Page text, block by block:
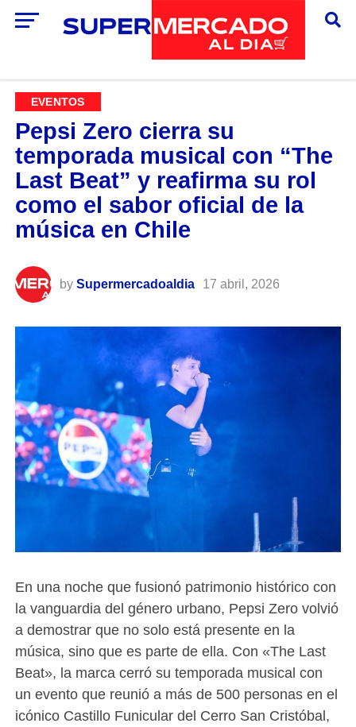
EVENTOS
Pepsi Zero cierra su
temporada musical con “The
Last Beat” y reafirma su rol
como el sabor oficial de la
música en Chile
by Supermercadoaldia 17 abril, 2026
En una noche que fusionó patrimonio histórico con
la vanguardia del género urbano, Pepsi Zero volvió
a demostrar que no solo está presente en la
música, sino que es parte de ella. Con «The Last
Beat», la marca cerró su temporada musical con
un evento que reunió a más de 500 personas en el
icónico Castillo Funicular del Cerro San Cristóbal,